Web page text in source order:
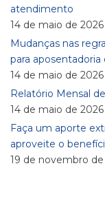
atendimento
14 de maio de 2026
Mudanças nas
para aposentadoria
14 de maio de 2026
Relatório Mensal
14 de maio de 2026
Faça um aporte
aproveite o
19 de novembro de